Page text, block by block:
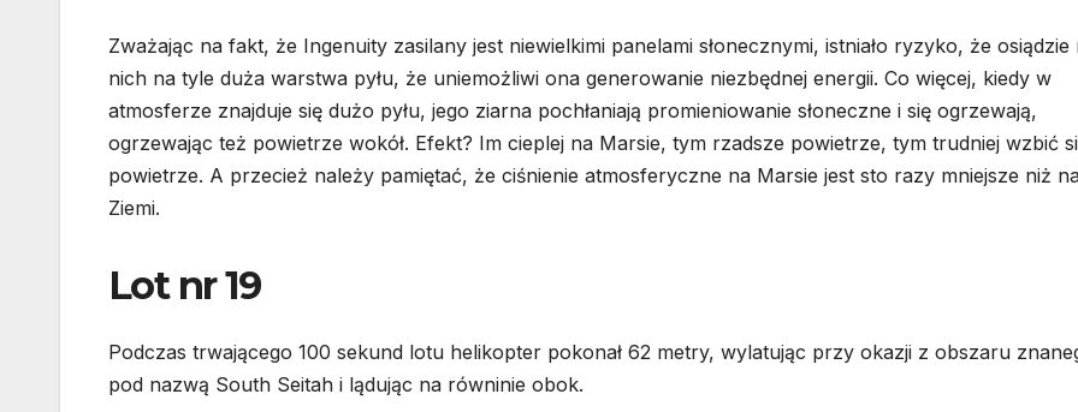
Zważając na fakt, że Ingenuity zasilany jest niewielkimi panelami słonecznymi, istniało ryzyko, że osiądzie
nich na tyle duża warstwa pyłu, że uniemożliwi ona generowanie niezbędnej energii. Co więcej, kiedy w
atmosferze znajduje się dużo pyłu, jego ziarna pochłaniają promieniowanie słoneczne i się ogrzewają,
ogrzewając też powietrze wokół. Efekt? Im cieplej na Marsie, tym rzadsze powietrze, tym trudniej wzbić
powietrze. A przecież należy pamiętać, że ciśnienie atmosferyczne na Marsie jest sto razy mniejsze niż
Ziemi.
Lot nr 19
Podczas trwającego 100 sekund lotu helikopter pokonał 62 metry, wylatując przy okazji z obszaru
pod nazwą South Seitah i lądując na równinie obok.